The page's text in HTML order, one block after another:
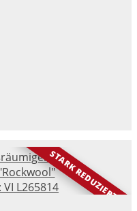
STARK REDUZIERT